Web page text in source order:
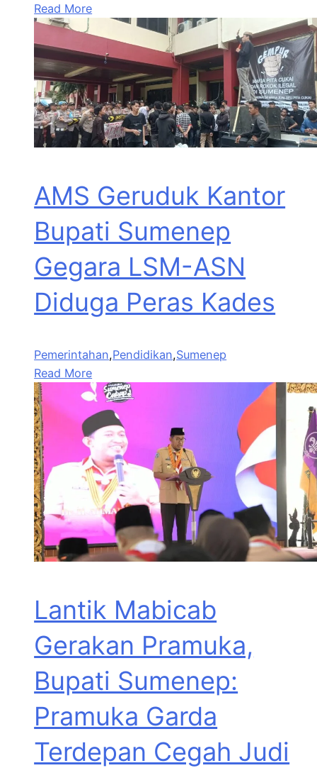
Read More
AMS Geruduk Kantor
Bupati Sumenep
Gegara LSM-ASN
Diduga Peras Kades
Pemerintahan,Pendidikan,Sumenep
Read More
Lantik Mabicab
Gerakan Pramuka,
Bupati Sumenep:
Pramuka Garda
Terdepan Cegah Judi